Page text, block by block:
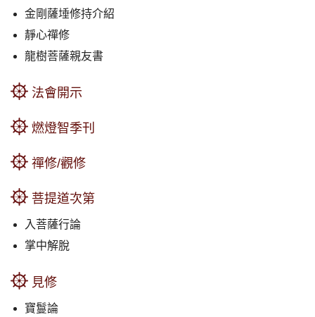
金剛薩埵修持介紹
靜心禪修
龍樹菩薩親友書
法會開示
燃燈智季刊
禪修/觀修
菩提道次第
入菩薩行論
掌中解脫
見修
寶鬘論